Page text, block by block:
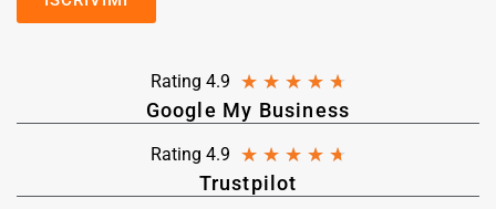
Rating 4.9 ★ ★ ★ ★ ★
Google My Business
Rating 4.9 ★ ★ ★ ★ ★
Trustpilot